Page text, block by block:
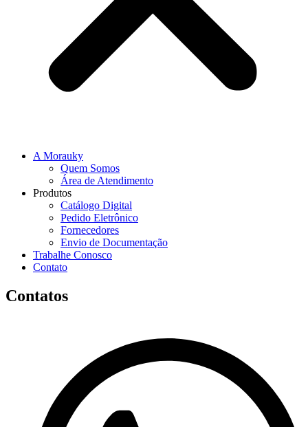
A Morauky
Quem Somos
Área de Atendimento
Produtos
Catálogo Digital
Pedido Eletrônico
Fornecedores
Envio de Documentação
Trabalhe Conosco
Contato
Contatos